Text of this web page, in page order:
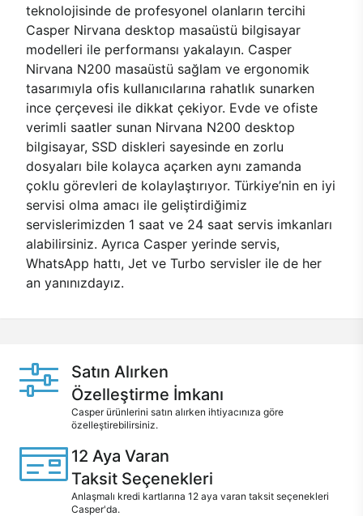
teknolojisinde de profesyonel olanların tercihi
Casper Nirvana desktop masaüstü bilgisayar
modelleri ile performansı yakalayın. Casper
Nirvana N200 masaüstü sağlam ve ergonomik
tasarımıyla ofis kullanıcılarına rahatlık sunarken
ince çerçevesi ile dikkat çekiyor. Evde ve ofiste
verimli saatler sunan Nirvana N200 desktop
bilgisayar, SSD diskleri sayesinde en zorlu
dosyaları bile kolayca açarken aynı zamanda
çoklu görevleri de kolaylaştırıyor. Türkiye’nin en iyi
servisi olma amacı ile geliştirdiğimiz
servislerimizden 1 saat ve 24 saat servis imkanları
alabilirsiniz. Ayrıca Casper yerinde servis,
WhatsApp hattı, Jet ve Turbo servisler ile de her
an yanınızdayız.
Satın Alırken
Özelleştirme İmkanı
Casper ürünlerini satın alırken ihtiyacınıza göre
özelleştirebilirsiniz.
12 Aya Varan
Taksit Seçenekleri
Anlaşmalı kredi kartlarına 12 aya varan taksit seçenekleri
Casper'da.